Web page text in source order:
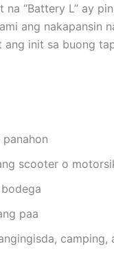
“Battery L” ay
ang nakapansin
ang init sa buong
scooter o
paa
camping,